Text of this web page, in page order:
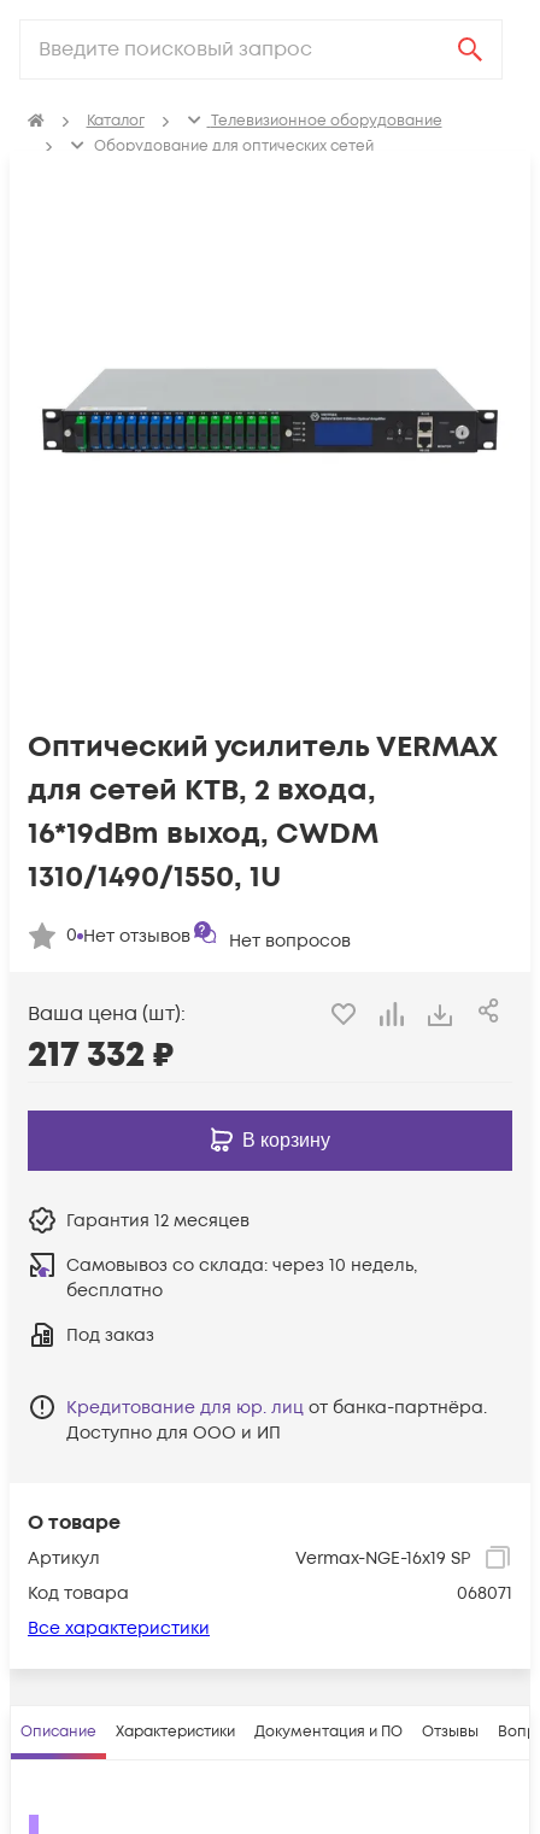
Каталог
Телевизионное оборудование
Оборудование для оптических сетей
О товаре
Артикул
Vermax-NGE-16x19 SP
Код товара
068071
Все характеристики
Оптический усилитель VERMAX
для сетей КТВ, 2 входа,
16*19dBm выход, CWDM
1310/1490/1550, 1U
0 Нет отзывов Нет вопросов
Ваша цена (шт):
217 332₽
В корзину
Гарантия 12 месяцев
Самовывоз со склада: через 10 недель,
бесплатно
Под заказ
Кредитование для юр. лиц от банка-партнёра.
Доступно для ООО и ИП
Описание Характеристики Документация и ПО Отзывы